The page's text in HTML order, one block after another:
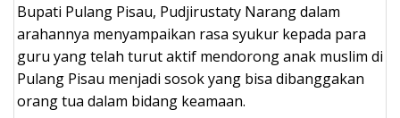
Bupati Pulang Pisau, Pudjirustaty Narang dalam
arahannya menyampaikan rasa syukur kepada para
guru yang telah turut aktif mendorong anak muslim di
Pulang Pisau menjadi sosok yang bisa dibanggakan
orang tua dalam bidang keamaan.